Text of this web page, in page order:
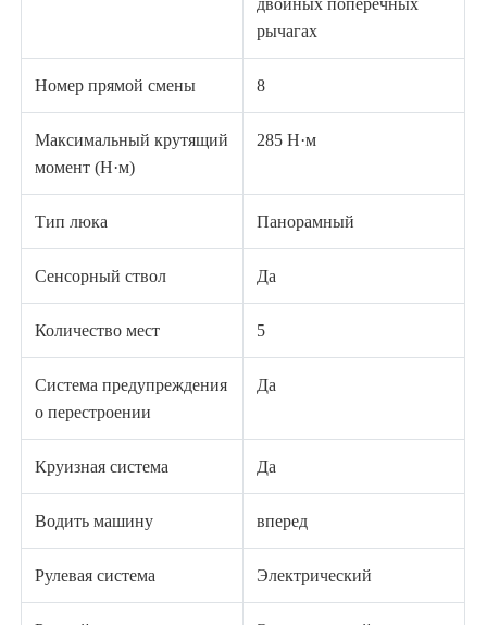
двойных поперечных
рычагах
Номер прямой смены 8
Максимальный крутящий
момент (Н·м)
285 Н·м
Тип люка Панорамный
Сенсорный ствол Да
Количество мест 5
Система предупреждения
о перестроении
Да
Круизная система Да
Водить машину вперед
Рулевая система Электрический